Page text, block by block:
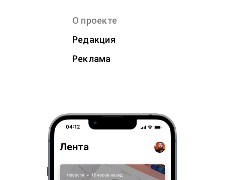
О проекте
Редакция
Реклама
04:12
Лента
Новости • 15 часов назад